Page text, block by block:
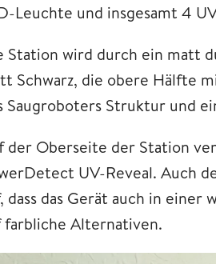
Leuchte und insgesamt 4
Station wird durch ein matt
Schwarz, die obere Hälfte
Saugroboters Struktur und
der Oberseite der Station
UV-Reveal. Auch
dass das Gerät auch in
farbliche Alternativen.